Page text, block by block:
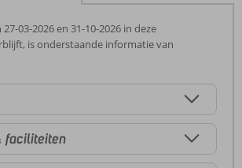
03-2026 en 31-10-2026 in deze
is onderstaande informatie van
faciliteiten